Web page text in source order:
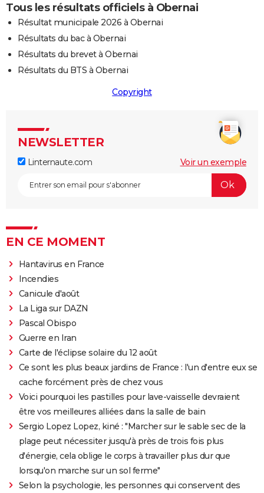
Tous les résultats officiels à Obernai
Résultat municipale 2026 à Obernai
Résultats du bac à Obernai
Résultats du brevet à Obernai
Résultats du BTS à Obernai
Copyright
NEWSLETTER
Linternaute.com Voir un exemple
EN CE MOMENT
Hantavirus en France
Incendies
Canicule d'août
La Liga sur DAZN
Pascal Obispo
Guerre en Iran
Carte de l'éclipse solaire du 12 août
Ce sont les plus beaux jardins de France : l'un d'entre eux se
cache forcément près de chez vous
Voici pourquoi les pastilles pour lave-vaisselle devraient
être vos meilleures alliées dans la salle de bain
Sergio Lopez Lopez, kiné : "Marcher sur le sable sec de la
plage peut nécessiter jusqu'à près de trois fois plus
d'énergie, cela oblige le corps à travailler plus dur que
lorsqu'on marche sur un sol ferme"
Selon la psychologie, les personnes qui conservent des